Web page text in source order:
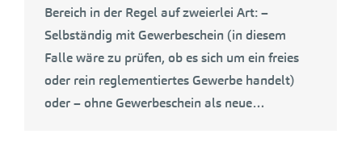
Bereich in der Regel auf zweierlei Art: –
Selbständig mit Gewerbeschein (in diesem
Falle wäre zu prüfen, ob es sich um ein freies
oder rein reglementiertes Gewerbe handelt)
oder – ohne Gewerbeschein als neue…